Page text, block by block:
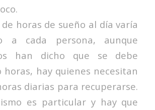
horas de sueño al día varía
a cada persona, aunque
han dicho que se debe
horas, hay quienes necesitan
diarias para recuperarse.
es particular y hay que